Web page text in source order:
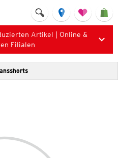
Artikel | Online &
Filialen